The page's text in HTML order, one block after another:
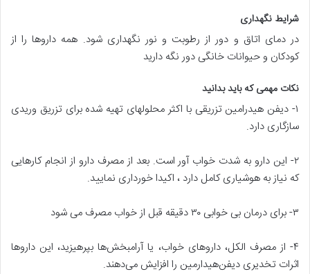
شرایط نگهداری
در دمای اتاق و دور از رطوبت و نور نگهداری شود. همه داروها را از
کودکان و حیوانات خانگی دور نگه دارید
نکات مهمی که باید بدانید
۱- دیفن هیدرامین تزریقی با اکثر محلولهای تهیه شده برای تزریق وریدی
سازگاری دارد.
۲- این دارو به شدت خواب آور است. بعد از مصرف دارو از انجام کارهایی
که نیاز به هوشیاری کامل دارد ، اکیدا خورداری نمایید.
۳- برای درمان بی خوابی ۳۰ دقیقه قبل از خواب مصرف می شود
۴- از مصرف‌ الکل‌، داروهای‌ خواب‌، یا آرامبخش‌ها بپرهیزید، این‌ داروها
اثرات‌ تخدیری‌ دیفن‌هیدارمین‌ را افزایش‌ می‌دهند.